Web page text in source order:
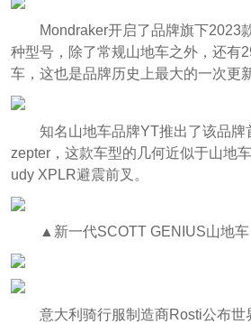
Mondraker开启了品牌旗下2023
种型号，除了常规山地车之外，还有
车，这也是品牌历史上最大的一次更新
知名山地车品牌YT推出了该品
zepter，这款车型的几何近似于山地
udy XPLR避震前叉。
▲新一代SCOTT GENIUS山地车
意大利骑行服制造商Rosti公布